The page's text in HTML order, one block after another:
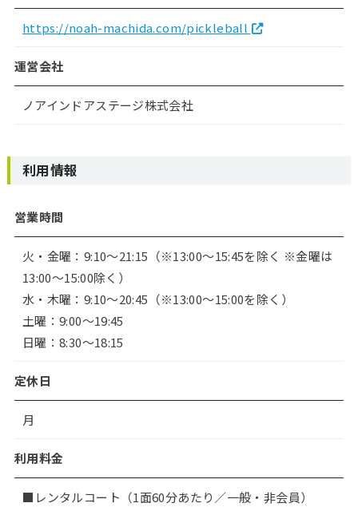
https://noah-machida.com/pickleball
運営会社
ノアインドアステージ株式会社
利用情報
営業時間
火・金曜：9:10～21:15（※13:00～15:45を除く ※金曜は
13:00～15:00除く）
水・木曜：9:10～20:45（※13:00～15:00を除く）
土曜：9:00～19:45
日曜：8:30～18:15
定休日
月
利用料金
■レンタルコート（1面60分あたり／一般・非会員）